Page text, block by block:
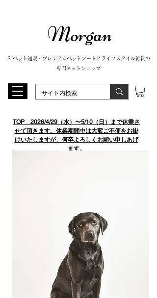
SJペット通販・プレミアムペットフードとライフスタイル雑貨の
専門ネットショップ
Morgan
TOP ​ 2026/4/29（水）〜5/10（日）まで休業さ
せて頂きます。休業期間中は大変ご不便をお掛
けいたしますが、何卒よろしくお願い申しあげ
ます。